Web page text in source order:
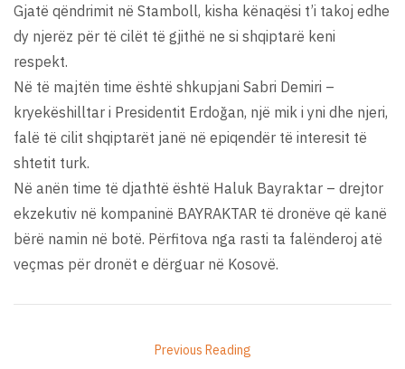
Gjatë qëndrimit në Stamboll, kisha kënaqësi t’i takoj edhe
dy njerëz për të cilët të gjithë ne si shqiptarë keni
respekt.
Në të majtën time është shkupjani Sabri Demiri –
kryekëshilltar i Presidentit Erdoğan, një mik i yni dhe njeri,
falë të cilit shqiptarët janë në epiqendër të interesit të
shtetit turk.
Në anën time të djathtë është Haluk Bayraktar – drejtor
ekzekutiv në kompaninë BAYRAKTAR të dronëve që kanë
bërë namin në botë. Përfitova nga rasti ta falënderoj atë
veçmas për dronët e dërguar në Kosovë.
Previous Reading